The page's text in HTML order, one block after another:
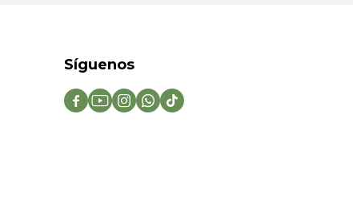
Síguenos
    